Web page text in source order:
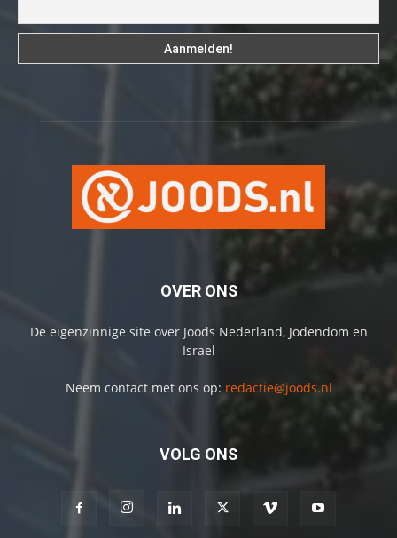
OVER ONS
De eigenzinnige site over Joods Nederland, Jodendom en
Israel
Neem contact met ons op: redactie@joods.nl
VOLG ONS